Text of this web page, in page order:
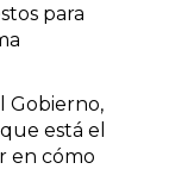
para
Gobierno,
está el
en cómo